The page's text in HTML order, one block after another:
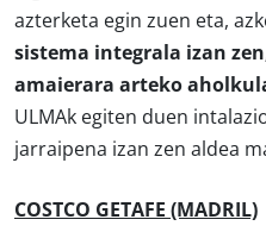
azterketa egin zuen eta,
sistema integrala izan
amaierara arteko
ULMAk egiten duen
jarraipena izan zen aldea
COSTCO GETAFE (MADRIL)